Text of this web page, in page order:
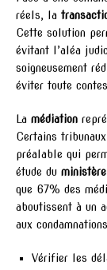
réels, la
Cette solution
évitant l’aléa
soigneusement
éviter toute
La médiation
Certains
préalable qui
étude du
que 67% des
aboutissent à un
aux
Vérifier les